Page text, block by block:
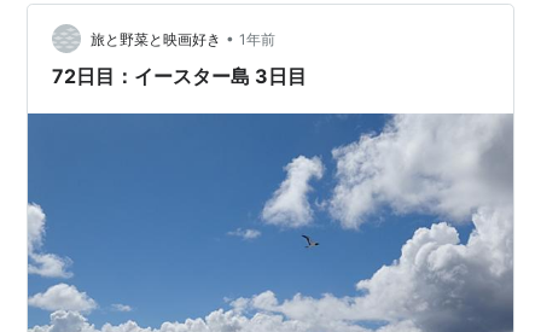
とが出来ない私ですが… 「八ま…
旅と野菜と映画好き • 1年前
72日目：イースター島 3日目